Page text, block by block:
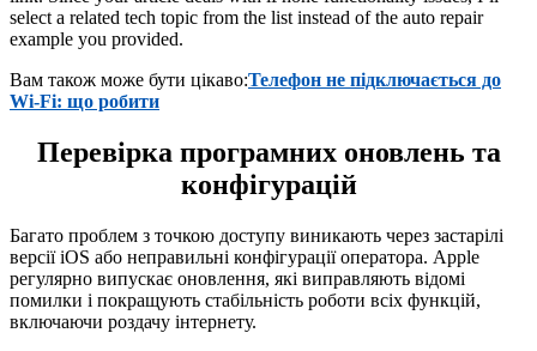
select a related tech topic from the list instead of the auto repair
example you provided.
Вам також може бути цікаво:Телефон не підключається до
Wi-Fi: що робити
Перевірка програмних оновлень та
конфігурацій
Багато проблем з точкою доступу виникають через застарілі
версії iOS або неправильні конфігурації оператора. Apple
регулярно випускає оновлення, які виправляють відомі
помилки і покращують стабільність роботи всіх функцій,
включаючи роздачу інтернету.